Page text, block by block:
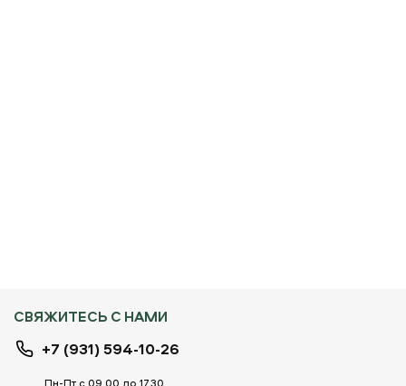
СВЯЖИТЕСЬ С НАМИ
+7 (931) 594-10-26
Пн-Пт с 09.00 до 17.30